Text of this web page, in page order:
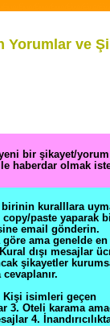
Yorumlar ve
bir şikayet/yorum
haberdar olmak
kuralllara
paste yaparak
email gönderin.
ama genelde
dışı mesajlar
şikayetler
Kişi isimleri geçen
3. Oteli karama
4.